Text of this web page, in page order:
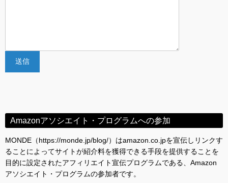
Amazonアソシエイト・プログラムへの参加
MONDE（https://monde.jp/blog/）はamazon.co.jpを宣伝しリンクす
ることによってサイトが紹介料を獲得できる手段を提供することを
目的に設定されたアフィリエイト宣伝プログラムである、Amazon
アソシエイト・プログラムの参加者です。